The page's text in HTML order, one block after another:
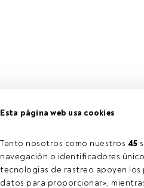
Esta página web usa cookies
Tanto nosotros como nuestros 45
navegación o identificadores
tecnologías de rastreo apoyen los
datos para proporcionar»,